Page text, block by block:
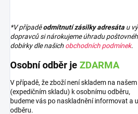
*V případěodmítnutí zásilky adresáta u
dopravců si nárokujeme úhradu
dobírky dle našich obchodních podmínek.
Osobní odběr je ZDARMA
V případě, že zboží není skladem na
(expedičním skladu) k osobnímu odběru,
budeme vás po naskladnění informovat a
odběru.